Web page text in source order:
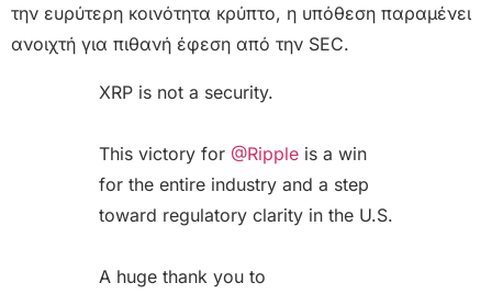
την ευρύτερη κοινότητα κρύπτο, η υπόθεση παραμένει
ανοιχτή για πιθανή έφεση από την SEC.
XRP is not a security.
This victory for @Ripple is a win
for the entire industry and a step
toward regulatory clarity in the U.S.
A huge thank you to